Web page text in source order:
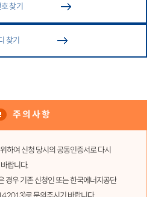
찾기
찾기
주의사항
하여 신청 당시의 공동인증서로 다시
랍니다.
경우 기존 신청인 또는 한국에너지공단